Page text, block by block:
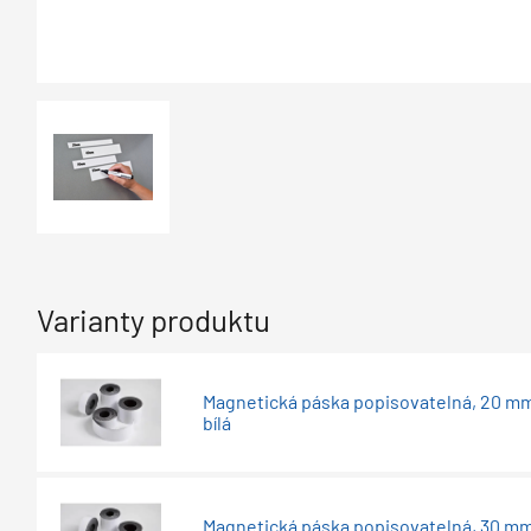
Varianty produktu
Magnetická páska popisovatelná, 20
bílá
Magnetická páska popisovatelná, 30